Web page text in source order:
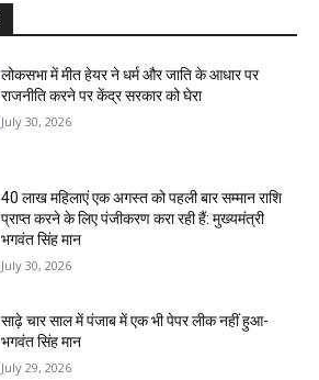
लोकसभा में मीत हेयर ने धर्म और जाति के आधार पर
राजनीति करने पर केंद्र सरकार को घेरा
July 30, 2026
40 लाख महिलाएं एक अगस्त को पहली बार सम्मान राशि
प्राप्त करने के लिए पंजीकरण करा रही हैं: मुख्यमंत्री
भगवंत सिंह मान
July 30, 2026
साढ़े चार साल में पंजाब में एक भी पेपर लीक नहीं हुआ-
भगवंत सिंह मान
July 29, 2026